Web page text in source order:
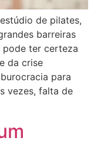
de pilates,
barreiras
pode ter certeza
da crise
para
vezes, falta de